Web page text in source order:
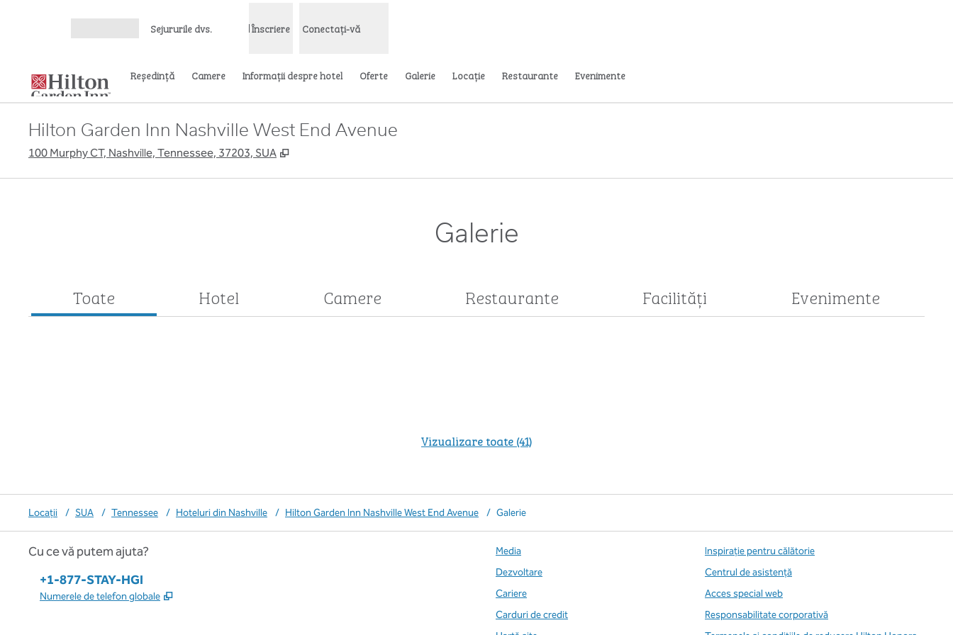
Sejururile dvs. Înscriere Conectați-vă
Reşedinţă Camere Informații despre hotel Oferte Galerie Locaţie Restaurante Evenimente
Hilton Garden Inn Nashville West End Avenue
100 Murphy CT, Nashville, Tennessee, 37203, SUA ,
Galerie
Toate Hotel Camere Restaurante Facilităţi Evenimente
Vizualizare toate (41)
Locații / SUA / Tennessee / Hoteluri din Nashville / Hilton Garden Inn Nashville West End Avenue / Galerie
Cu ce vă putem ajuta?
Telefon:
+1-877-STAY-HGI
Numerele de telefon globale ,
Media
Dezvoltare
Cariere
Carduri de credit
Inspirație pentru călătorie
Centrul de asistență
Acces special web
Responsabilitate corporativă